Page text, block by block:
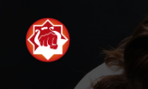
contenido